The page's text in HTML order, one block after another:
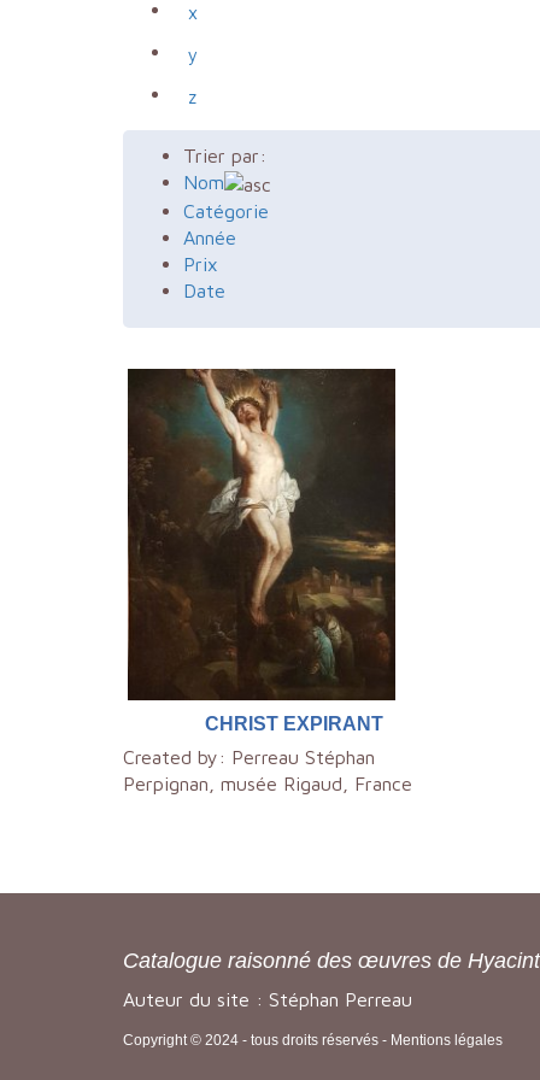
x
y
z
Trier par:
Nom
Catégorie
Année
Prix
Date
CHRIST EXPIRANT
Created by: Perreau Stéphan
Perpignan, musée Rigaud, France
Catalogue raisonné des œuvres de
Auteur du site : Stéphan Perreau
Copyright © 2024 - tous droits réservés - Mentions légales